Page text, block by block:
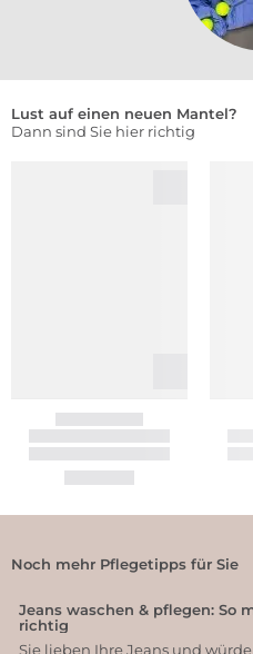
Lust auf einen neuen Mantel?
Dann sind Sie hier richtig
Noch mehr Pflegetipps für Sie
Jeans waschen & pflegen: So
richtig
Sie lieben Ihre Jeans und